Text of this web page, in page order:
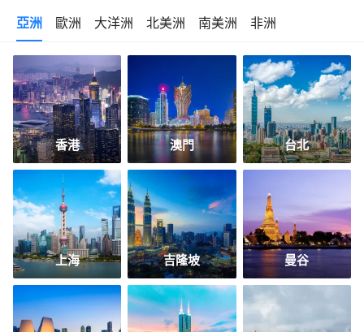
亞洲 歐洲 大洋洲 北美洲 南美洲 非洲
香港 澳門 台北
上海 吉隆坡 曼谷